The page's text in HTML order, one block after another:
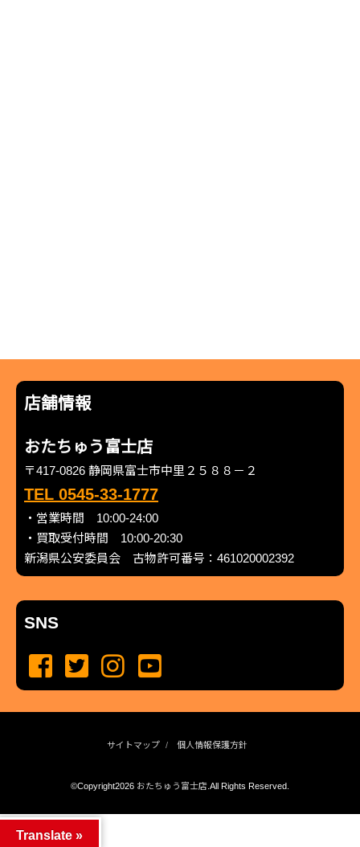
店舗情報
おたちゅう富士店
〒417-0826 静岡県富士市中里２５８８－２
TEL 0545-33-1777
・営業時間 10:00-24:00
・買取受付時間 10:00-20:30
新潟県公安委員会 古物許可番号：461020002392
SNS
サイトマップ 個人情報保護方針
©Copyright2026 おたちゅう富士店.All Rights Reserved.
Translate »